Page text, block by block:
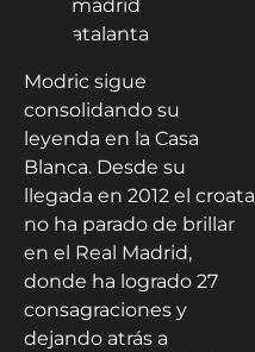
Modric sigue
consolidando su
leyenda en la Casa
Blanca. Desde su
llegada en 2012 el croata
no ha parado de brillar
en el Real Madrid,
donde ha logrado 27
consagraciones y
dejando atrás a